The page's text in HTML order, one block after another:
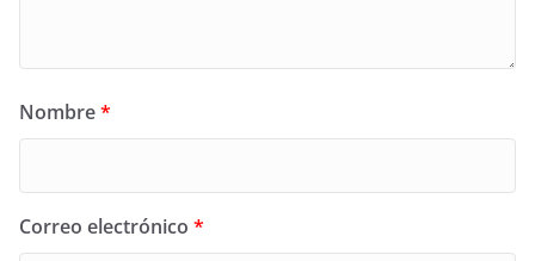
Nombre*
Correo electrónico *